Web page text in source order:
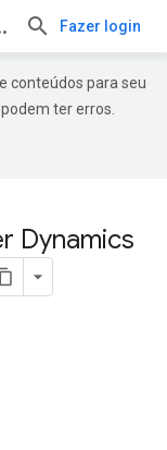
Fazer login
conteúdos para seu
ter erros.
Dynamics